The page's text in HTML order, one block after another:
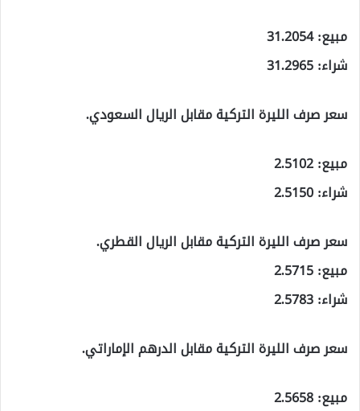
مبيع: 31.2054
شراء: 31.2965
سعر صرف الليرة التركية مقابل الريال السعودي.
مبيع: 2.5102
شراء: 2.5150
سعر صرف الليرة التركية مقابل الريال القطري.
مبيع: 2.5715
شراء: 2.5783
سعر صرف الليرة التركية مقابل الدرهم الإماراتي.
مبيع: 2.5658